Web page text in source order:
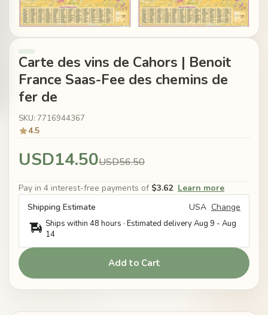
Carte des vins de Cahors | Benoit
France Saas-Fee des chemins de
fer de
SKU: 7716944367
4.5
USD14.50USD56.50
Pay in 4 interest-free payments of $3.62 Learn more
Shipping Estimate
USA Change
Ships within 48 hours · Estimated deliveryAug 9 - Aug
14
Add to Cart